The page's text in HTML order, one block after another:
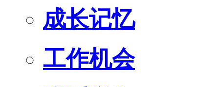
成长记忆
工作机会